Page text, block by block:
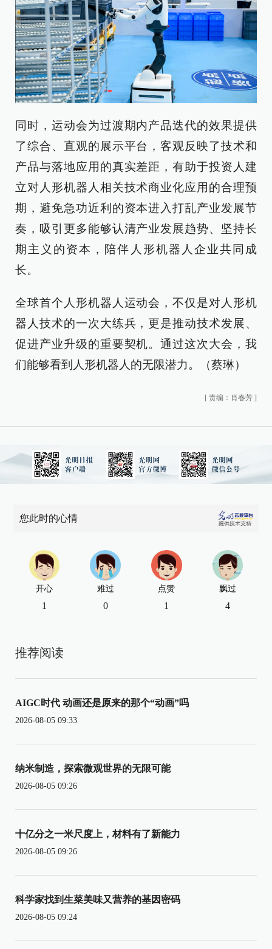
同时，运动会为过渡期内产品迭代的效果提供
了综合、直观的展示平台，客观反映了技术和
产品与落地应用的真实差距，有助于投资人建
立对人形机器人相关技术商业化应用的合理预
期，避免急功近利的资本进入打乱产业发展节
奏，吸引更多能够认清产业发展趋势、坚持长
期主义的资本，陪伴人形机器人企业共同成
长。
全球首个人形机器人运动会，不仅是对人形机
器人技术的一次大练兵，更是推动技术发展、
促进产业升级的重要契机。通过这次大会，我
们能够看到人形机器人的无限潜力。（蔡琳）
[ 责编：肖春芳 ]
您此时的心情
开心
1
难过
0
点赞
1
飘过
4
推荐阅读
AIGC时代 动画还是原来的那个“动画”吗
2026-08-05 09:33
纳米制造，探索微观世界的无限可能
2026-08-05 09:26
十亿分之一米尺度上，材料有了新能力
2026-08-05 09:26
科学家找到生菜美味又营养的基因密码
2026-08-05 09:24